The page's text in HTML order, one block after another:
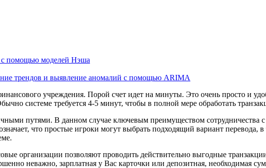
с помощью моделей Нэша
трендов и выявление аномалий с помощью ARIMA
учреждения. Порой счет идет на минуты. Это очень просто и
системе требуется 4-5 минут, чтобы в полной мере обработать
путями. В данном случае ключевым преимуществом
что простые игроки могут выбрать подходящий вариант перевода,
организации позволяют проводить действительно выгодные
неважно, зарплатная у Вас карточки или депозитная, необходимая